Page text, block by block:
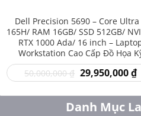
Dell Precision 5690 – Core Ultra
165H/ RAM 16GB/ SSD 512GB/
RTX 1000 Ada/ 16 inch –
Workstation Cao Cấp Đồ Họa
Thuật Sáng Tạo Hiệu Năng
50,000,000₫ Giá
gốc
50,000,000 ₫.
29,950,000₫
Danh Mục